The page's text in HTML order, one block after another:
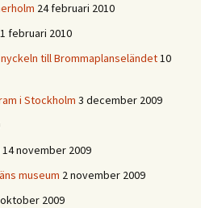
24 februari 2010
1 februari 2010
till Brommaplanseländet10
i Stockholm 3 december 2009
14 november 2009
museum 2 november 2009
2009